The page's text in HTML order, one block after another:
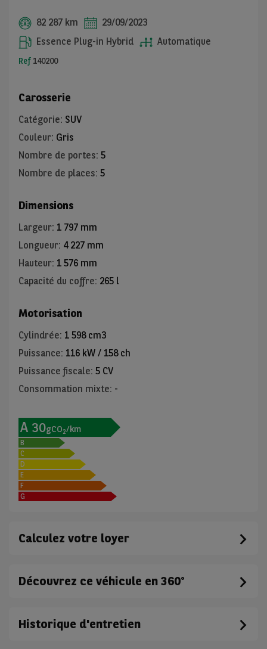
82 287 km
29/09/2023
Essence Plug-in Hybrid
Automatique
Ref 140200
Carosserie
Catégorie: SUV
Couleur: Gris
Nombre de portes: 5
Nombre de places: 5
Dimensions
Largeur: 1 797 mm
Longueur: 4 227 mm
Hauteur: 1 576 mm
Capacité du coffre: 265 l
Motorisation
Cylindrée: 1 598 cm3
Puissance: 116 kW / 158 ch
Puissance fiscale: 5 CV
Consommation mixte: -
A 30gCO2/km
B
C
D
E
F
G
Calculez votre loyer
Découvrez ce véhicule en 360°
Historique d'entretien